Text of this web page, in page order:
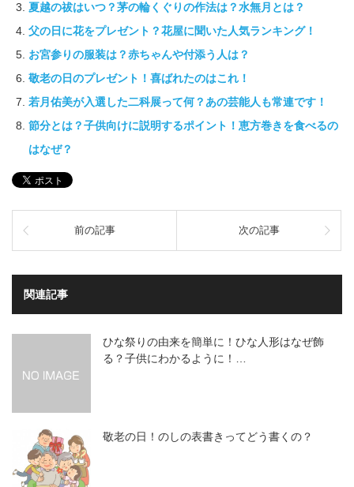
夏越の祓はいつ？茅の輪くぐりの作法は？水無月とは？
父の日に花をプレゼント？花屋に聞いた人気ランキング！
お宮参りの服装は？赤ちゃんや付添う人は？
敬老の日のプレゼント！喜ばれたのはこれ！
若月佑美が入選した二科展って何？あの芸能人も常連です！
節分とは？子供向けに説明するポイント！恵方巻きを食べるの
はなぜ？
前の記事 次の記事
関連記事
ひな祭りの由来を簡単に！ひな人形はなぜ飾
る？子供にわかるように！…
敬老の日！のしの表書きってどう書くの？